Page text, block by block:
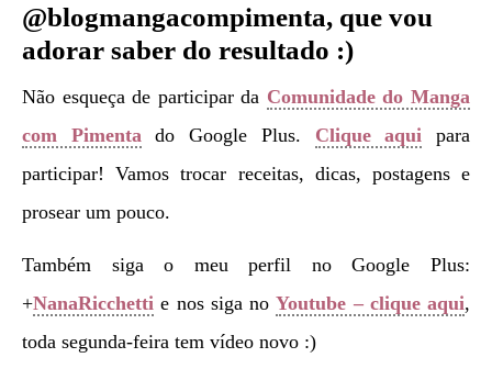
@blogmangacompimenta, que vou
adorar saber do resultado :)
Não esqueça de participar da Comunidade do Manga
com Pimenta do Google Plus. Clique aqui para
participar! Vamos trocar receitas, dicas, postagens e
prosear um pouco.
Também siga o meu perfil no Google Plus:
+NanaRicchetti e nos siga noYoutube – clique aqui,
toda segunda-feira tem vídeo novo :)